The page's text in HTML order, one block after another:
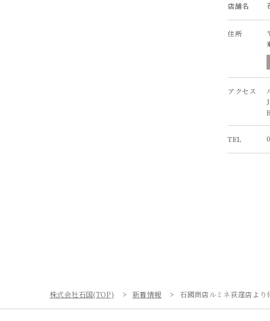
店舗名
住所
アクセス
TEL
株式会社石国(TOP) 新着情報 石國商店ルミネ荻窪店より